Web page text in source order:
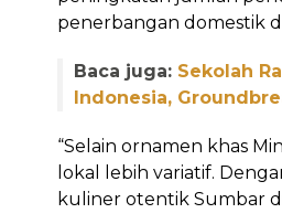
penerbangan domestik
Baca juga: Sekolah
Indonesia,
“Selain ornamen khas
lokal lebih variatif.
kuliner otentik Sumbar